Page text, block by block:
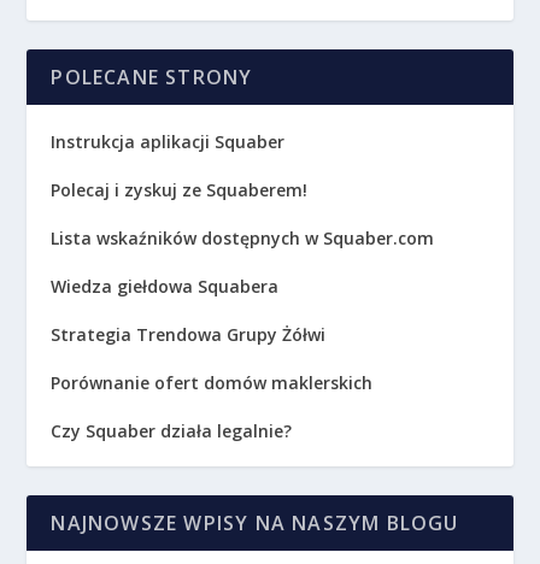
POLECANE STRONY
Instrukcja aplikacji Squaber
Polecaj i zyskuj ze Squaberem!
Lista wskaźników dostępnych w Squaber.com
Wiedza giełdowa Squabera
Strategia Trendowa Grupy Żółwi
Porównanie ofert domów maklerskich
Czy Squaber działa legalnie?
NAJNOWSZE WPISY NA NASZYM BLOGU